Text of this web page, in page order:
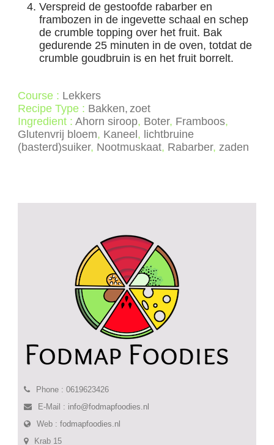
Verspreid de gestoofde rabarber en
frambozen in de ingevette schaal en schep
de crumble topping over het fruit. Bak
gedurende 25 minuten in de oven, totdat de
crumble goudbruin is en het fruit borrelt.
Course : Lekkers
Recipe Type : Bakken zoet
Ingredient :Ahorn siroop, Boter, Framboos,
Glutenvrij bloem, Kaneel , lichtbruine
(basterd)suiker, Nootmuskaat, Rabarber,zaden
Phone : 0619623426
E-Mail : info@fodmapfoodies.nl
Web :fodmapfoodies.nl
Krab 15